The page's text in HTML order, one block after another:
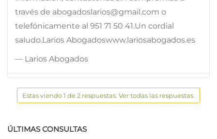
través de abogadoslarios@gmail.com o
telefónicamente al 951 71 50 41.Un cordial
saludo.Larios Abogadoswww.lariosabogados.es
— Larios Abogados
Estas viendo 1 de 2 respuestas. Ver todas las respuestas.
ÚLTIMAS CONSULTAS